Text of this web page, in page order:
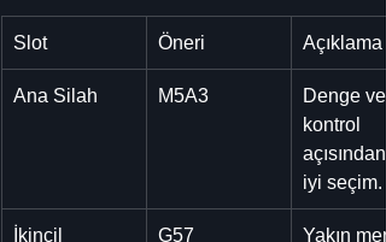
Slot Öneri Açıklama
Ana Silah M5A3
Denge ve
kontrol
iyi seçim.
İkincil G57 Yakın